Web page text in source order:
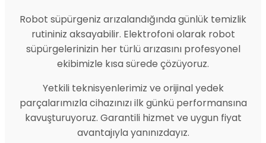
Robot süpürgeniz arızalandığında günlük temizlik
rutininiz aksayabilir. Elektrofoni olarak robot
süpürgelerinizin her türlü arızasını profesyonel
ekibimizle kısa sürede çözüyoruz.
Yetkili teknisyenlerimiz ve orijinal yedek
parçalarımızla cihazınızı ilk günkü performansına
kavuşturuyoruz. Garantili hizmet ve uygun fiyat
avantajıyla yanınızdayız.